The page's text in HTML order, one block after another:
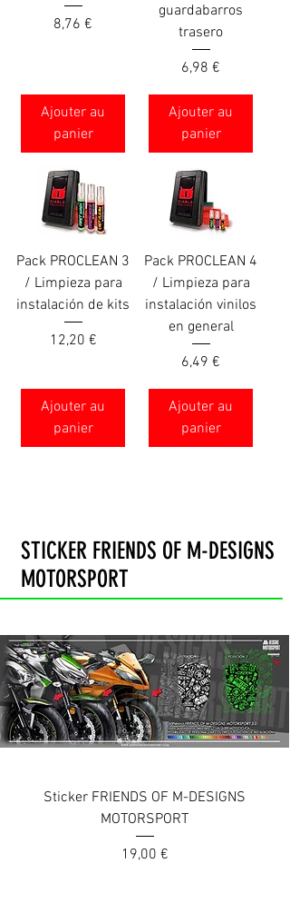
Prix
8,76 €
Ajouter au
panier
guardabarros
trasero
Prix
6,98 €
Ajouter au
panier
Pack PROCLEAN 3
/ Limpieza para
instalación de kits
Prix
12,20 €
Ajouter au
panier
Pack PROCLEAN 4
/ Limpieza para
instalación vinilos
en general
Prix
6,49 €
Ajouter au
panier
STICKER FRIENDS OF M-DESIGNS
MOTORSPORT
Sticker FRIENDS OF M-DESIGNS
MOTORSPORT
Prix
19,00 €